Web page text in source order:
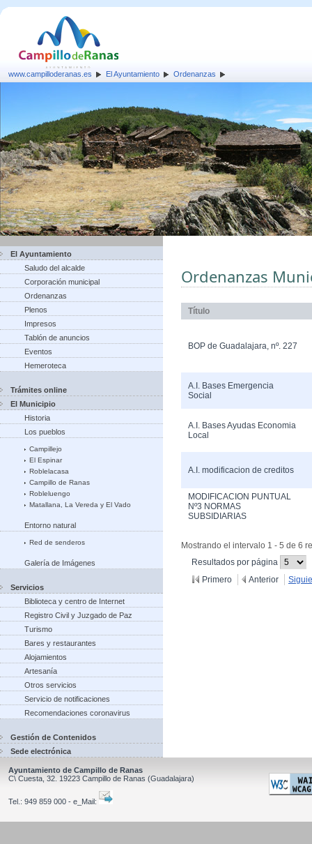
www.campilloderanas.es El Ayuntamiento Ordenanzas
El Ayuntamiento
Saludo del alcalde
Corporación municipal
Ordenanzas
Plenos
Impresos
Tablón de anuncios
Eventos
Hemeroteca
Trámites online
El Municipio
Historia
Los pueblos
Campillejo
El Espinar
Roblelacasa
Campillo de Ranas
Robleluengo
Matallana, La Vereda y El Vado
Entorno natural
Red de senderos
Galería de Imágenes
Servicios
Biblioteca y centro de Internet
Registro Civil y Juzgado de Paz
Turismo
Bares y restaurantes
Alojamientos
Artesanía
Otros servicios
Servicio de notificaciones
Recomendaciones coronavirus
Gestión de Contenidos
Sede electrónica
Ordenanzas
Título
BOP de Guadalajara, nº. 227
A.I. Bases Emergencia
Social
A.I. Bases Ayudas Economia
Local
A.I. modificacion de creditos
MODIFICACION PUNTUAL
Nº3 NORMAS
SUBSIDIARIAS
Mostrando el intervalo 1 - 5 de 6
Resultados por página
Primero
Anterior
Ayuntamiento de Campillo de Ranas
C\ Cuesta, 32. 19223 Campillo de Ranas (Guadalajara)
Tel.: 949 859 000 - e_Mail: